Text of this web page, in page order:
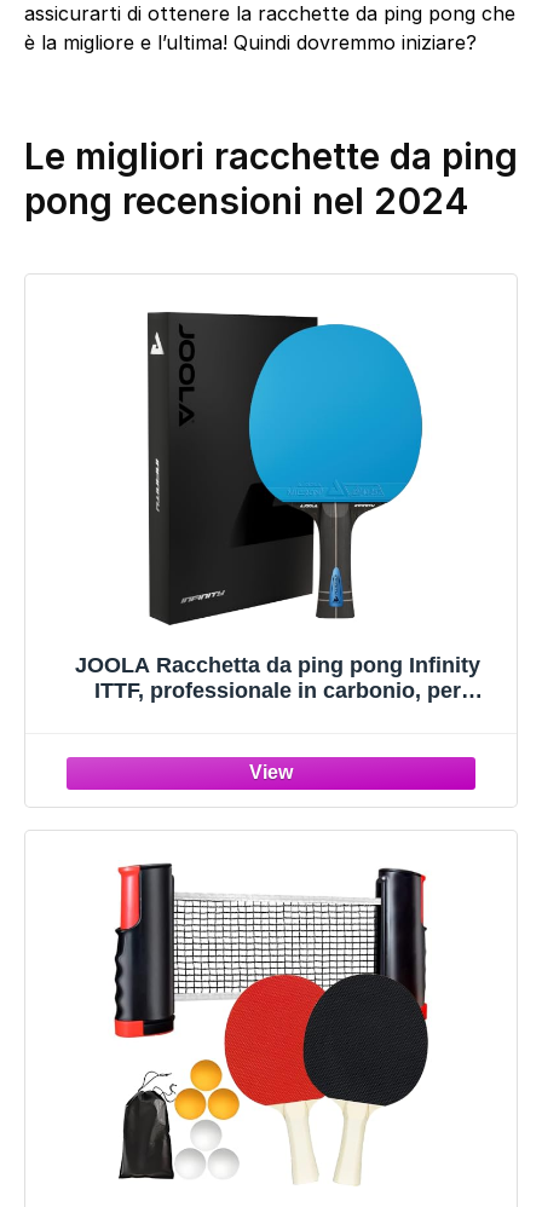
assicurarti di ottenere la racchette da ping pong che
è la migliore e l’ultima! Quindi dovremmo iniziare?
Le migliori racchette da ping
pong recensioni nel 2024
JOOLA Racchetta da ping pong Infinity
ITTF, professionale in carbonio, per